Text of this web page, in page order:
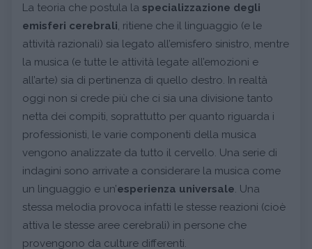
La teoria che postula la specializzazione degli
emisferi cerebrali, ritiene che il linguaggio (e le
attività razionali) sia legato all’emisfero sinistro, mentre
la musica (e tutte le attività legate all’emozioni e
all’arte) sia di pertinenza di quello destro. In realtà
oggi non si crede più che ci sia una divisione tanto
netta dei compiti, soprattutto per quanto riguarda i
professionisti, le varie componenti della musica
vengono analizzate da tutto il cervello. Una serie di
indagini sono arrivate a considerare la musica come
un linguaggio e un’esperienza universale. Una
stessa melodia provoca infatti le stesse reazioni (cioè
attiva le stesse aree cerebrali) in persone che
provengono da culture differenti.